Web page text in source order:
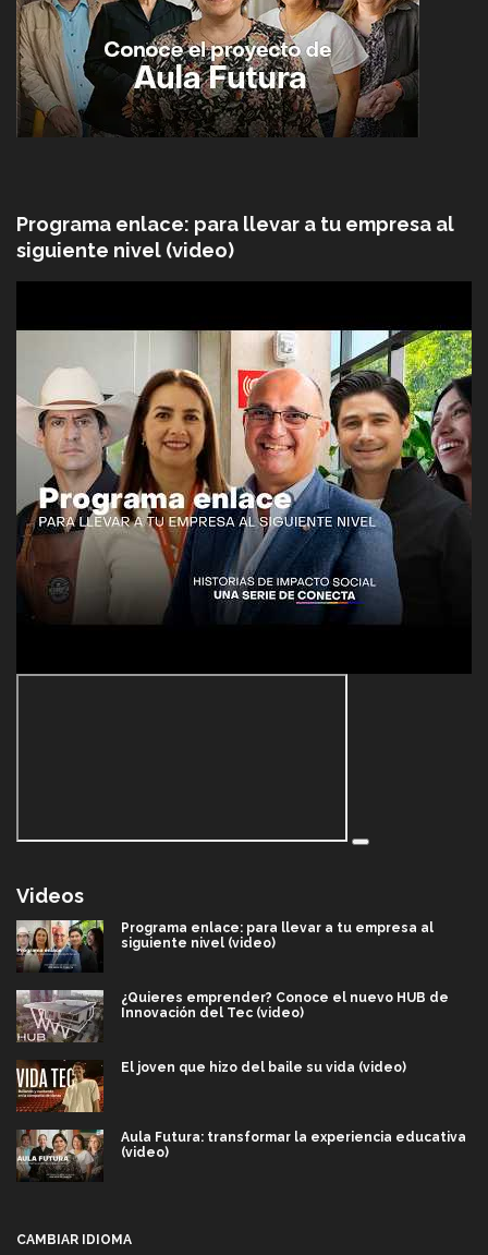
Programa enlace: para llevar a tu empresa al
siguiente nivel (video)
Videos
Programa enlace: para llevar a tu empresa al
siguiente nivel (video)
¿Quieres emprender? Conoce el nuevo HUB de
Innovación del Tec (video)
El joven que hizo del baile su vida (video)
Aula Futura: transformar la experiencia educativa
(video)
CAMBIAR IDIOMA